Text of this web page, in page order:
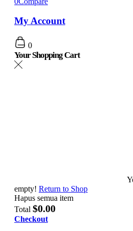
My Account
0
Your Shopping Cart
empty! Return to Shop
Hapus semua item
Total $0.00
Checkout